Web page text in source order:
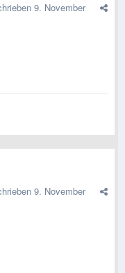
9. November
9. November